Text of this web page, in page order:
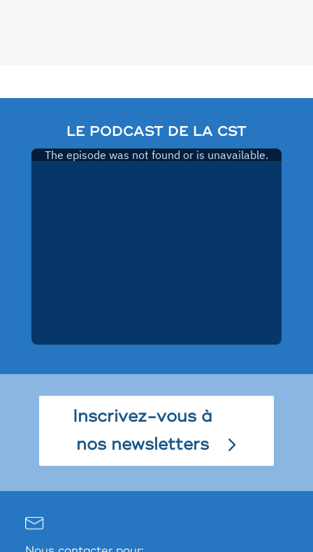
LE PODCAST DE LA CST
Inscrivez-vous à
nos newsletters